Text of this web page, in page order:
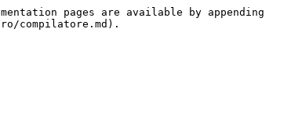
pages are available by appending
compilatore.md).